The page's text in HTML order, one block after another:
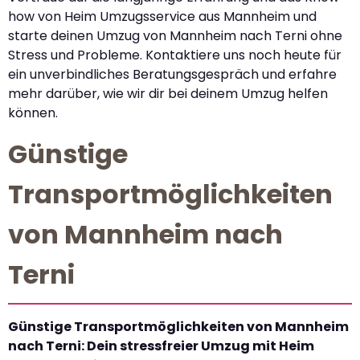
how von Heim Umzugsservice aus Mannheim und
starte deinen Umzug von Mannheim nach Terni ohne
Stress und Probleme. Kontaktiere uns noch heute für
ein unverbindliches Beratungsgespräch und erfahre
mehr darüber, wie wir dir bei deinem Umzug helfen
können.
Günstige
Transportmöglichkeiten
von Mannheim nach
Terni
Günstige Transportmöglichkeiten von Mannheim
nach Terni: Dein stressfreier Umzug mit Heim